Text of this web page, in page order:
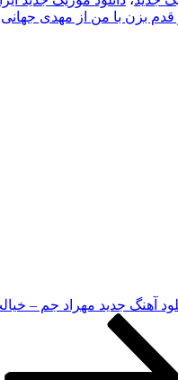
قدم بزن با من از مهدی جهانی
آهنگ جدید مهراد جم –